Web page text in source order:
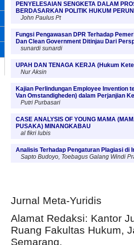
PENYELESAIAN SENGKETA DALAM
BERDASARKAN POLITIK HUKUM
John Paulus Pt
Fungsi Pengawasan DPR Terhadap
Dan Clean Government Ditinjau Dari
sunardi sunardi
UPAH DAN TENAGA KERJA (Hukum
Nur Aksin
Kajian Perlindungan Employee Invention
Van Omstandigheden) dalam Perjanjian
Putri Purbasari
CASE ANALYSIS OF YOUNG MAMA
PUSAKA) MINANGKABAU
al fikri lubis
Analisis Terhadap Pengaturan Plagiasi di
Sapto Budoyo, Toebagus Galang Windi
Jurnal Meta-Yuridis
Alamat Redaksi: Kantor
Ruang Fakultas Hukum,
Semarang.